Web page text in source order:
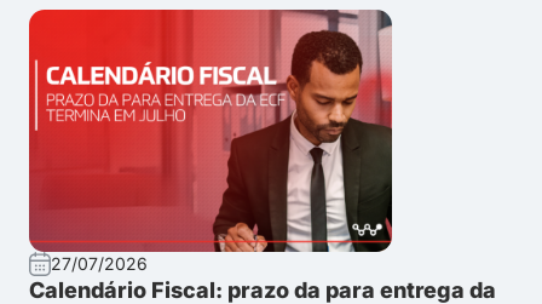
27/07/2026
Calendário Fiscal: prazo da para entrega da